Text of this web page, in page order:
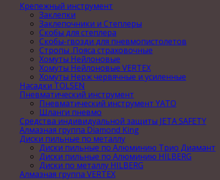
Крепежный инструмент
Заклепки
Заклепочники и Степлеры
Скобы для степлера
Скобы-гвозди для пневмопистолетов
Стропы .Пояса страховочные
Хомуты Нейлоновые
Хомуты Нейлоновые VERTEX
Хомуты Нерж червячные и усиленные
Насадки TOLSEN
Пневматический инструмент
Пневматический инструмент YATO
Шланги пневмо
Средства индивидуальной защиты JETA SAFETY
Алмазная группа Diamond King
Диски пильные по металлу
Диски пильные по Алюминию Трио Диамант
Диски пильные по Алюминию HILBERG
Диски по металлу HILBERG
Алмазная группа VERTEX